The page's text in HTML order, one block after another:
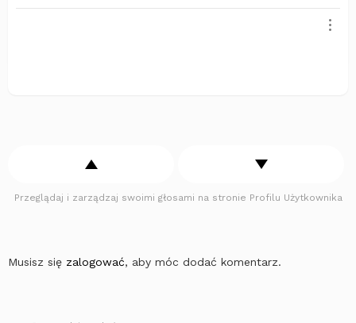
Przeglądaj i zarządzaj swoimi głosami na stronie Profilu Użytkownika
Musisz się zalogować, aby móc dodać komentarz.